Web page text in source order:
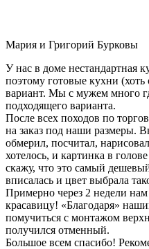
Мария и Григорий Бурковы
У нас в доме нестандартная
поэтому готовые кухни
вариант. Мы с мужем много
подходящего варианта.
После всех походов по
на заказ под наши размеры.
обмерил, посчитал,
хотелось, и картинка в
скажу, что это самый
вписалась и цвет выбрала
Примерно через 2 недели
красавицу! «Благодаря»
помучиться с монтажом
получился отменный.
Большое всем спасибо!